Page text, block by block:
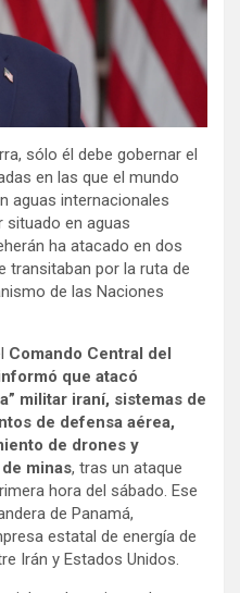
sólo él debe gobernar el
en las que el mundo
aguas internacionales
situado en aguas
ha atacado en dos
transitaban por la ruta de
de las Naciones
Comando Central del
que atacó
militar iraní, sistemas de
de defensa aérea,
de drones y
minas, tras un ataque
hora del sábado. Ese
de Panamá,
estatal de energía de
Irán y Estados Unidos.